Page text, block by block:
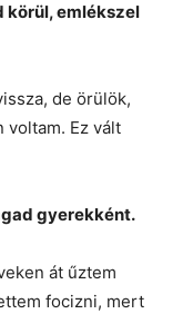
körül, emlékszel
de örülök,
voltam. Ez vált
gyerekként.
át űztem
focizni, mert